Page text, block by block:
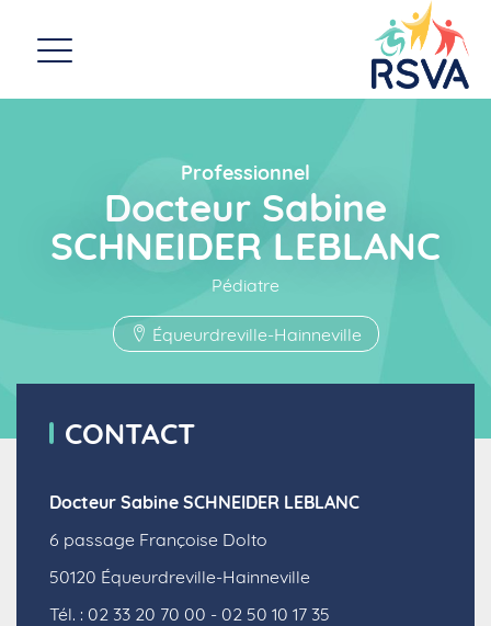
Professionnel
Docteur Sabine
SCHNEIDER LEBLANC
Pédiatre
Équeurdreville-Hainneville
CONTACT
Docteur Sabine SCHNEIDER LEBLANC
6 passage Françoise Dolto
50120 Équeurdreville-Hainneville
Tél. : 02 33 20 70 00 - 02 50 10 17 35